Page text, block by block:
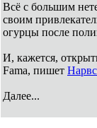
Всё с большим
своим
огурцы после
И, кажется,
Fama, пишет
Далее...